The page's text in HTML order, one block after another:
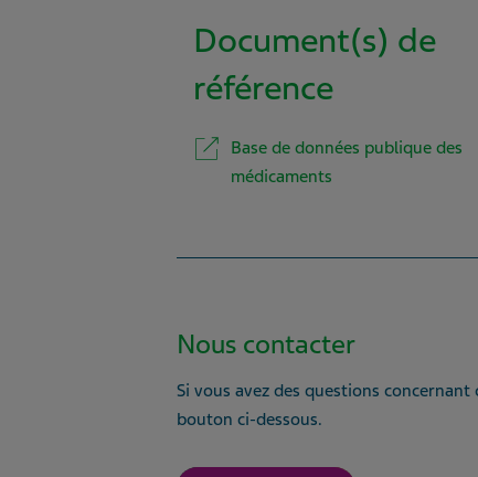
Document(s) de
référence
Base de données publique des
médicaments
Nous contacter
Si vous avez des questions
bouton ci-dessous.